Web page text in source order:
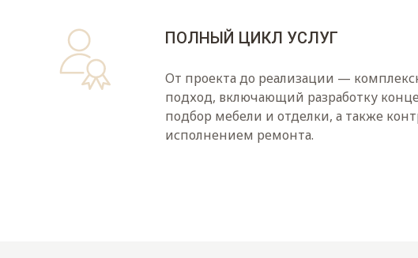
ПОЛНЫЙ ЦИКЛ УСЛУГ
От проекта до реализации —
подход, включающий разработку
подбор мебели и отделки, а также
исполнением ремонта.